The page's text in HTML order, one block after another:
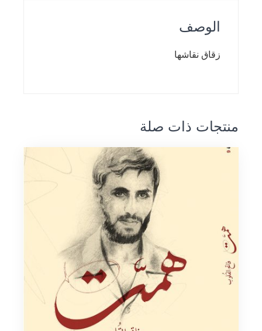
الوصف
زقاق نقاشها
منتجات ذات صلة